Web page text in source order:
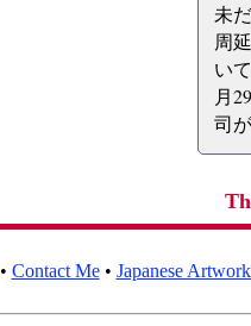
未
周
い
月
司
• Contact Me• Japanese